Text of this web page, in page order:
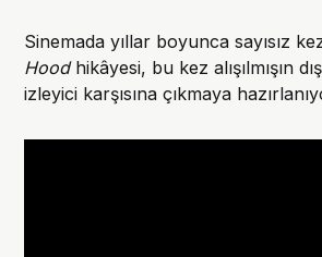
Sinemada yıllar boyunca sayısız
Hoodhikâyesi, bu kez alışılmışın
izleyici karşısına çıkmaya